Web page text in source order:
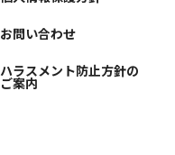
お問い合わせ
ハラスメント防止方針の
ご案内